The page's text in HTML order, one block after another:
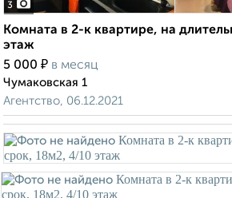
3
Комната в 2-к квартире, на
этаж
5 000 ₽ в месяц
Чумаковская 1
Агентство, 06.12.2021